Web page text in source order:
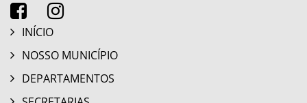
INÍCIO
NOSSO MUNICÍPIO
DEPARTAMENTOS